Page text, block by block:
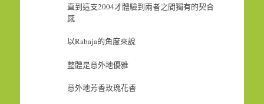
直到這支2004才體驗到兩者之間獨有的契合
感
以Rabaja的角度來說
整體是意外地優雅
意外地芳香玫瑰花香